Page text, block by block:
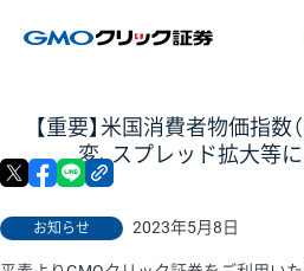
【重要】米国消費者物価指数
変、スプレッド拡大等
お知らせ 2023年5月8日
X facebook